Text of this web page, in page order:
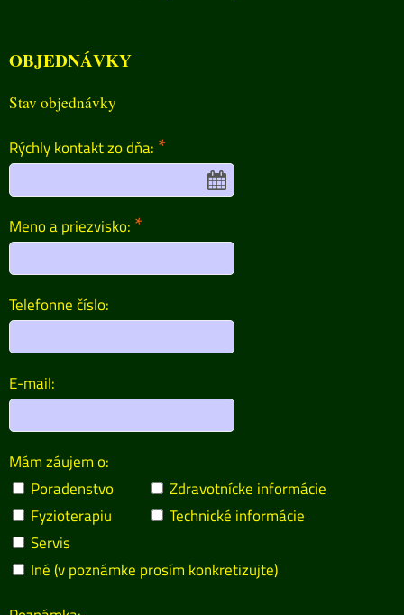
OBJEDNÁVKY
Stav objednávky
Rýchly kontakt zo dňa: *
Meno a priezvisko: *
Telefonne číslo:
E-mail:
Mám záujem o:
Poradenstvo
Zdravotnícke informácie
Fyzioterapiu
Technické informácie
Servis
Iné (v poznámke prosím konkretizujte)